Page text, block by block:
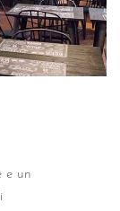
e un